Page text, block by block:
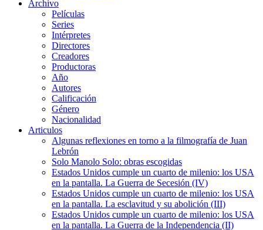
Archivo
Películas
Series
Intérpretes
Directores
Creadores
Productoras
Año
Autores
Calificación
Género
Nacionalidad
Articulos
Algunas reflexiones en torno a la filmografía de Juan
Lebrón
Solo Manolo Solo: obras escogidas
Estados Unidos cumple un cuarto de milenio: los USA
en la pantalla. La Guerra de Secesión (IV)
Estados Unidos cumple un cuarto de milenio: los USA
en la pantalla. La esclavitud y su abolición (III)
Estados Unidos cumple un cuarto de milenio: los USA
en la pantalla. La Guerra de la Independencia (II)